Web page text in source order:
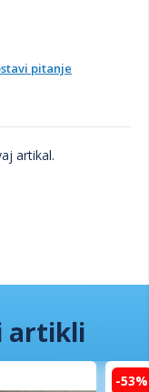
pitanje
artikal.
artikli
-53%